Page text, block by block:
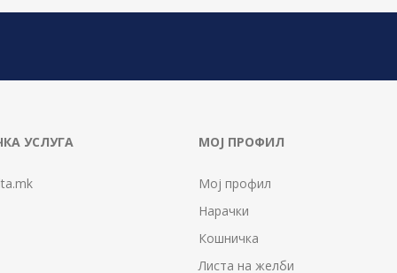
УСЛУГА МОЈ ПРОФИЛ
Мој профил
Нарачки
Кошничка
Листа на желби